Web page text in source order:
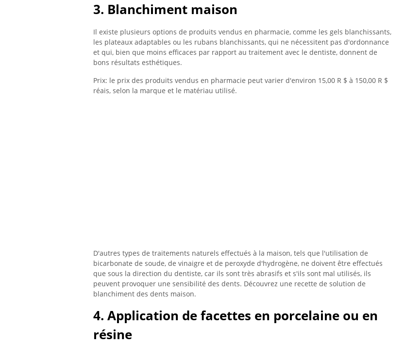
3. Blanchiment maison
Il existe plusieurs options de produits vendus en pharmacie, comme les gels blanchissants,
les plateaux adaptables ou les rubans blanchissants, qui ne nécessitent pas d'ordonnance
et qui, bien que moins efficaces par rapport au traitement avec le dentiste, donnent de
bons résultats esthétiques.
Prix: le prix des produits vendus en pharmacie peut varier d'environ 15,00 R $ à 150,00 R $
réais, selon la marque et le matériau utilisé.
D'autres types de traitements naturels effectués à la maison, tels que l'utilisation de
bicarbonate de soude, de vinaigre et de peroxyde d'hydrogène, ne doivent être effectués
que sous la direction du dentiste, car ils sont très abrasifs et s'ils sont mal utilisés, ils
peuvent provoquer une sensibilité des dents. Découvrez une recette de solution de
blanchiment des dents maison.
4. Application de facettes en porcelaine ou en
résine